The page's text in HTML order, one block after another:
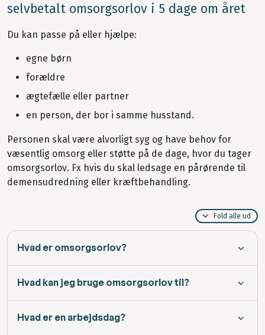
selvbetalt omsorgsorlov i 5 dage om året
Du kan passe på eller hjælpe:
egne børn
forældre
ægtefælle eller partner
en person, der bor i samme husstand.
Personen skal være alvorligt syg og have behov for
væsentlig omsorg eller støtte på de dage, hvor du tager
omsorgsorlov. Fx hvis du skal ledsage en pårørende til
demensudredning eller kræftbehandling.
Fold alle ud
Hvad er omsorgsorlov?
Hvad kan jeg bruge omsorgsorlov til?
Hvad er en arbejdsdag?